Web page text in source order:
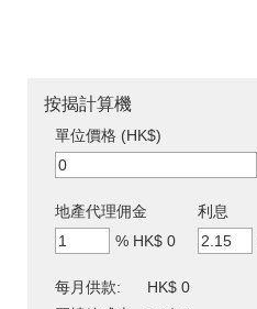
按揭計算機
單位價格 (HK$)
地產代理佣金
% HK$ 0
利息
每月供款:
HK$ 0